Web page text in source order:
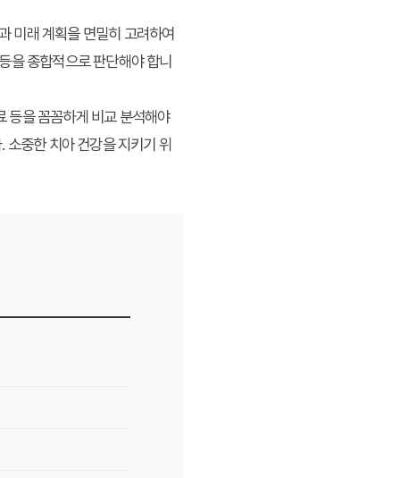
미래 계획을 면밀히 고려하여
을 종합적으로 판단해야 합니
등을 꼼꼼하게 비교 분석해야
중한 치아 건강을 지키기 위